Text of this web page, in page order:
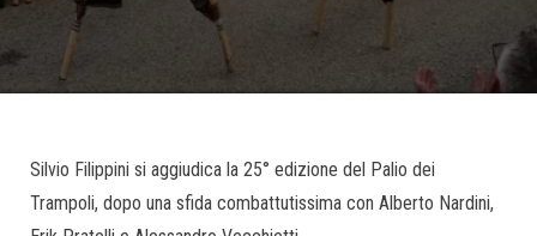
Silvio Filippini si aggiudica la 25° edizione del Palio dei
Trampoli, dopo una sfida combattutissima con Alberto Nardini,